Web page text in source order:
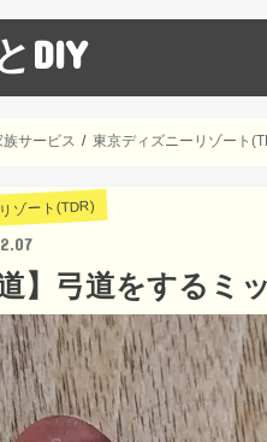
DIY
族サービス 東京ディズニーリゾート
ゾート(TDR)
道】弓道をするミ